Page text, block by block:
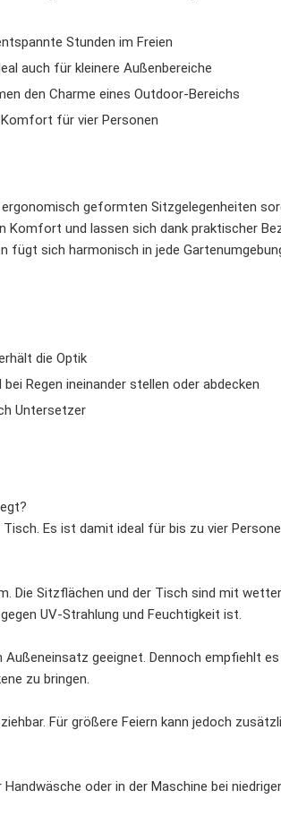
Stunden im Freien
auch für kleinere Außenbereiche
den Charme eines Outdoor-Bereichs
für vier Personen
geformten Sitzgelegenheiten
Komfort und lassen sich dank praktischer
fügt sich harmonisch in jede
die Optik
Regen ineinander stellen oder abdecken
Untersetzer
Es ist damit ideal für bis zu vier
Die Sitzflächen und der Tisch sind mit
UV-Strahlung und Feuchtigkeit ist.
geeignet. Dennoch empfiehlt
zu bringen.
Für größere Feiern kann jedoch
oder in der Maschine bei